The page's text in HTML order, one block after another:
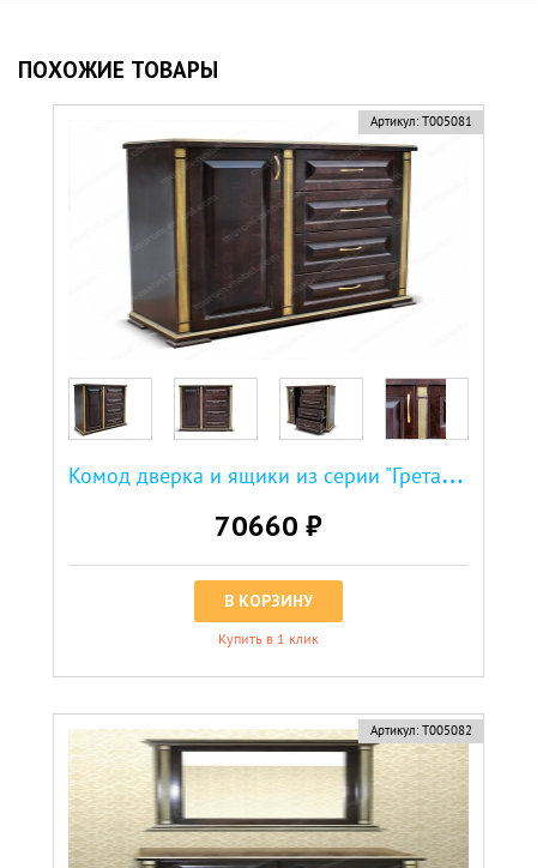
ПОХОЖИЕ ТОВАРЫ
Артикул: Т005081
К
омод дверка и ящики из серии "Грета" (сосна, резьба береза)
70660 ₽
В КОРЗИНУ
Купить в 1 клик
Артикул: Т005082